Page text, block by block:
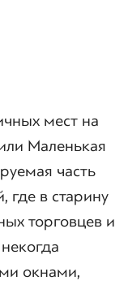
мест на
Маленькая
часть
где в старину
торговцев и
окнами,